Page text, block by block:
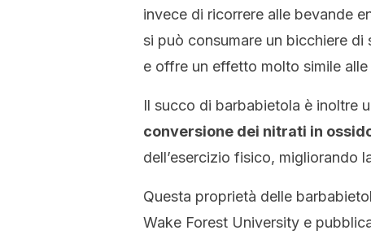
invece di ricorrere alle bevande
si può consumare un bicchiere
e offre un effetto molto simile
Il succo di barbabietola è inoltre
conversione dei nitrati in
dell’esercizio fisico, migliorando
Questa proprietà delle
Wake Forest University e